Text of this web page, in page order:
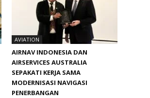
AVIATION
AIRNAV INDONESIA DAN
AIRSERVICES AUSTRALIA
SEPAKATI KERJA SAMA
MODERNISASI NAVIGASI
PENERBANGAN